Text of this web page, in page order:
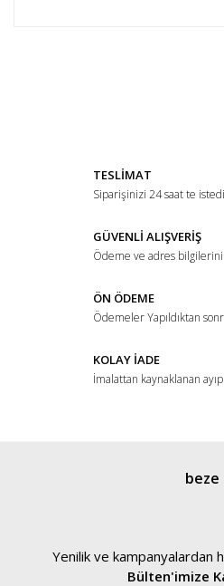
Ürün açıklamasında eksik bilgiler
Ürün fiyatı diğer sitelerden daha
Bu ürüne benzer farklı
Gönder
TESLİMAT
Siparişinizi 24 saat te
GÜVENLİ ALIŞVERİŞ
Ödeme ve adres
ÖN ÖDEME
Ödemeler Yapıldıktan
KOLAY İADE
İmalattan kaynaklanan
beze
Yenilik ve kampanyalardan
Bülten'imize